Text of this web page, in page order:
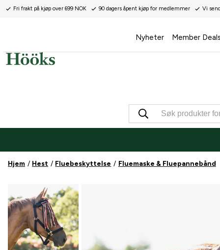
Fri frakt på kjøp over 699 NOK 90 dagers åpent kjøp for medlemmer Vi
Nyheter Member
Hjem Hest Fluebeskyttelse Fluemaske & Fluepannebånd